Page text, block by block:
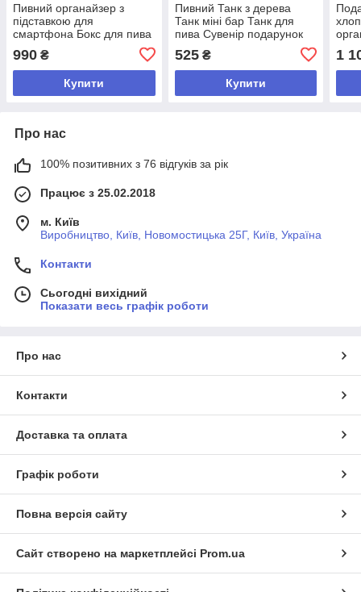
Пивний органайзер з
підставкою для
смартфона Бокс для пива
990 ₴
Купити
Пивний Танк з дерева
Танк міні бар Танк для
пива Сувенір подарунок
чоловікові Дерев'яний танк
з гравіюванням
525₴
Купити
1
Про нас
100% позитивних з 76 відгуків за рік
Працює з 25.02.2018
м. Київ
Виробництво, Київ, Новомостицька 25Г, Київ, Україна
Контакти
Сьогодні вихідний
Показати весь графік роботи
Про нас
Контакти
Доставка та оплата
Графік роботи
Повна версія сайту
Сайт створено на маркетплейсі Prom.ua